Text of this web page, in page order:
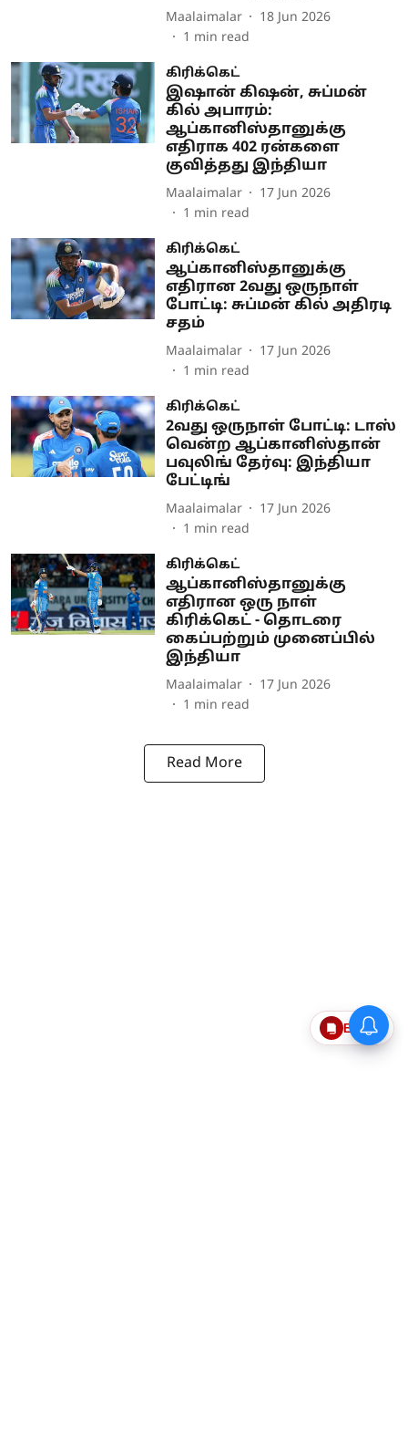
Maalaimalar
18 Jun 2026
1 min read
கிரிக்கெட்
இஷான் கிஷன், சுப்மன்
கில் அபாரம்:
ஆப்கானிஸ்தானுக்கு
எதிராக 402 ரன்களை
குவித்தது இந்தியா
Maalaimalar
17 Jun 2026
1 min read
கிரிக்கெட்
ஆப்கானிஸ்தானுக்கு
எதிரான 2வது ஒருநாள்
போட்டி: சுப்மன் கில் அதிரடி
சதம்
Maalaimalar
17 Jun 2026
1 min read
கிரிக்கெட்
2வது ஒருநாள் போட்டி: டாஸ்
வென்ற ஆப்கானிஸ்தான்
பவுலிங் தேர்வு: இந்தியா
பேட்டிங்
Maalaimalar
17 Jun 2026
1 min read
கிரிக்கெட்
ஆப்கானிஸ்தானுக்கு
எதிரான ஒரு நாள்
கிரிக்கெட் - தொடரை
கைப்பற்றும் முனைப்பில்
இந்தியா
Maalaimalar
17 Jun 2026
1 min read
Read More
Epaper